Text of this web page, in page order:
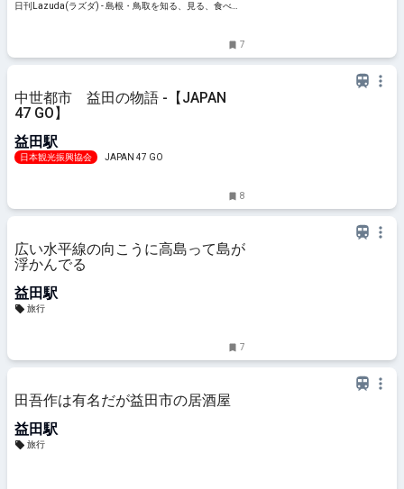
日刊Lazuda(ラズダ) - 島根・鳥取を知る、見る、食べ
7
中世都市 益田の物語 -【JAPAN
47 GO】
益田駅
日本観光振興協会 JAPAN 47 GO
8
広い水平線の向こうに高島って島が
浮かんでる
益田駅
旅行
7
田吾作は有名だが益田市の居酒屋
益田駅
旅行